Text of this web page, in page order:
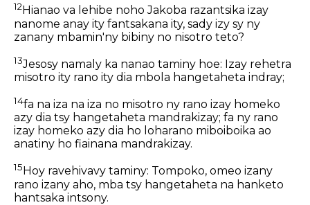
12Hianao va lehibe noho Jakoba razantsika izay
nanome anay ity fantsakana ity, sady izy sy ny
zanany mbamin'ny bibiny no nisotro teto?
13Jesosy namaly ka nanao taminy hoe: Izay rehetra
misotro ity rano ity dia mbola hangetaheta indray;
14fa na iza na iza no misotro ny rano izay homeko
azy dia tsy hangetaheta mandrakizay; fa ny rano
izay homeko azy dia ho loharano miboiboika ao
anatiny ho fiainana mandrakizay.
15 Hoy ravehivavy taminy: Tompoko, omeo izany
rano izany aho, mba tsy hangetaheta na hanketo
hantsaka intsony.